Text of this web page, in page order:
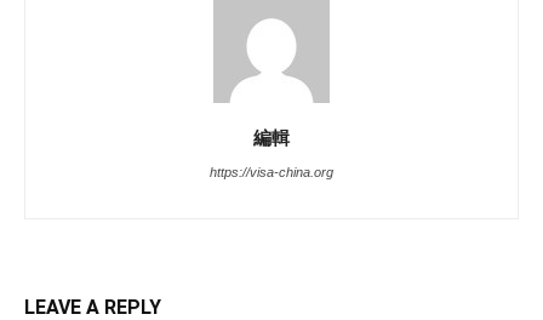
編輯
https://visa-china.org
LEAVE A REPLY